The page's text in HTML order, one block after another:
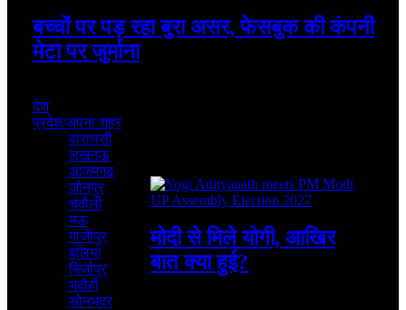
बच्चों पर पड़ रहा बुरा असर, फेसबुक की कंपनी
मेटा पर जुर्माना
देश
प्रदेश/अपना शहर
वाराणसी
लखनऊ
आजमगढ़
जौनपुर
चंदौली
मऊ
गाजीपुर
बलिया
मिर्जापुर
भदोही
सोनभद्र
मोदी से मिले योगी, आखिर
बात क्या हुई?